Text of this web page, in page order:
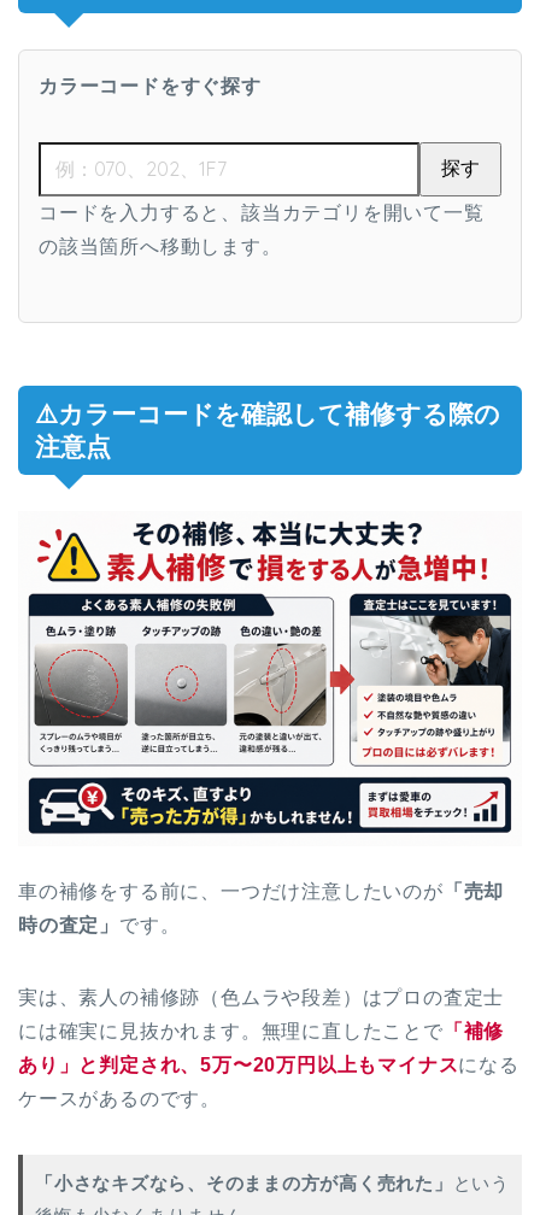
カラーコードをすぐ探す
探す
コードを入力すると、該当カテゴリを開いて一覧
の該当箇所へ移動します。
⚠️カラーコードを確認して補修する際の
注意点
車の補修をする前に、一つだけ注意したいのが 「売却
時の査定」 です。
実は、素人の補修跡（色ムラや段差）はプロの査定士
には確実に見抜かれます。無理に直したことで 「補修
あり」と判定され、5万〜20万円以上もマイナスになる
ケースがあるのです。
「小さなキズなら、そのままの方が高く売れた」
という